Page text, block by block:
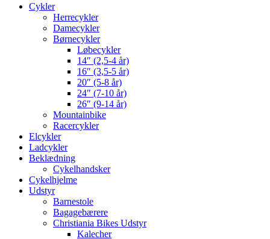
Cykler
Herrecykler
Damecykler
Børnecykler
Løbecykler
14″ (2,5-4 år)
16″ (3,5-5 år)
20″ (5-8 år)
24″ (7-10 år)
26″ (9-14 år)
Mountainbike
Racercykler
Elcykler
Ladcykler
Beklædning
Cykelhandsker
Cykelhjelme
Udstyr
Barnestole
Bagagebærere
Christiania Bikes Udstyr
Kalecher